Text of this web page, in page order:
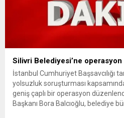
Silivri Belediyesi’ne operasyon
İstanbul Cumhuriyet Başsavcılığı
yolsuzluk soruşturması
geniş çaplı bir operasyon
Başkanı Bora Balcıoğlu, belediye